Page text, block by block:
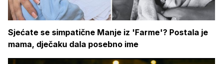
Sjećate se simpatične Manje iz 'Farme'? Postala je
mama, dječaku dala posebno ime